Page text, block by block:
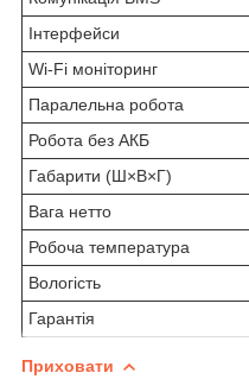
Інтерфейси
Wi-Fi моніторинг
Паралельна робота
Робота без АКБ
Габарити (Ш×В×Г)
Вага нетто
Робоча температура
Вологість
Гарантія
Приховати